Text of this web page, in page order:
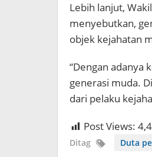
Lebih lanjut,
menyebutkan,
objek kejahatan
“Dengan adanya
generasi muda.
dari pelaku
Post Views:
Ditag Duta